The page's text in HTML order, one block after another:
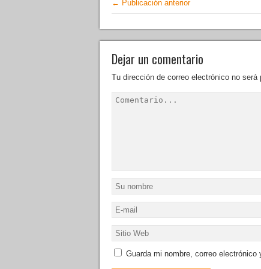
← Publicación anterior
Dejar un comentario
Tu dirección de correo electrónico no será
Guarda mi nombre, correo